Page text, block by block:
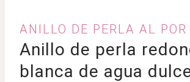
ANILLO DE PERLA AL POR
Anillo de perla
blanca de agua